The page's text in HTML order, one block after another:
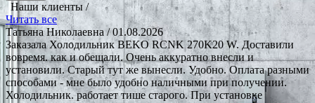
Наши клиенты /
Читать все
Татьяна Николаевна / 01.08.2026
Заказала Холодильник BEKO RCNK 270K20 W. Доставили
вовремя. как и обещали. Очень аккуратно внесли и
установили. Старый тут же вынесли. Удобно. Оплата разными
способами - мне было удобно наличными при получении.
Холодильник. работает тише старого. При установке